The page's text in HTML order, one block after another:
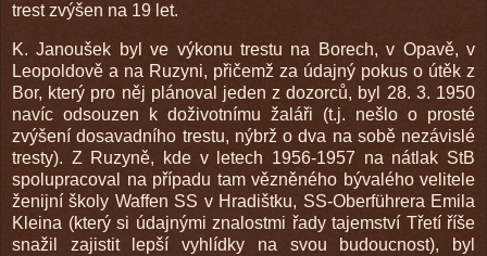
trest zvýšen na 19 let.
K. Janoušek byl ve výkonu trestu na Borech, v Opavě, v
Leopoldově a na Ruzyni, přičemž za údajný pokus o útěk z
Bor, který pro něj plánoval jeden z dozorců, byl 28. 3. 1950
navíc odsouzen k doživotnímu žaláři (t.j. nešlo o prosté
zvýšení dosavadního trestu, nýbrž o dva na sobě nezávislé
tresty). Z Ruzyně, kde v letech 1956-1957 na nátlak StB
spolupracoval na případu tam vězněného bývalého velitele
ženijní školy Waffen SS v Hradištku, SS-Oberführera Emila
Kleina (který si údajnými znalostmi řady tajemství Třetí říše
snažil zajistit lepší vyhlídky na svou budoucnost), byl